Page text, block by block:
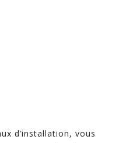
d’installation, vous